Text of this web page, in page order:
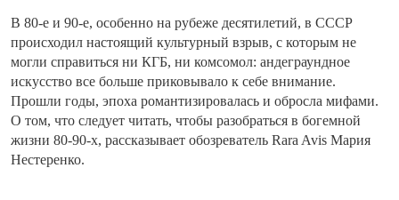
В 80-е и 90-е, особенно на рубеже десятилетий, в СССР
происходил настоящий культурный взрыв, с которым не
могли справиться ни КГБ, ни комсомол: андеграундное
искусство все больше приковывало к себе внимание.
Прошли годы, эпоха романтизировалась и обросла мифами.
О том, что следует читать, чтобы разобраться в богемной
жизни 80-90-х, рассказывает обозреватель Rara Avis Мария
Нестеренко.